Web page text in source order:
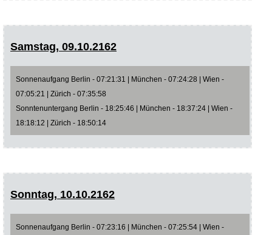
Samstag, 09.10.2162
Sonnenaufgang Berlin - 07:21:31 | München - 07:24:28 | Wien -
07:05:21 | Zürich - 07:35:58
Sonntenuntergang Berlin - 18:25:46 | München - 18:37:24 | Wien -
18:18:12 | Zürich - 18:50:14
Sonntag, 10.10.2162
Sonnenaufgang Berlin - 07:23:16 | München - 07:25:54 | Wien -